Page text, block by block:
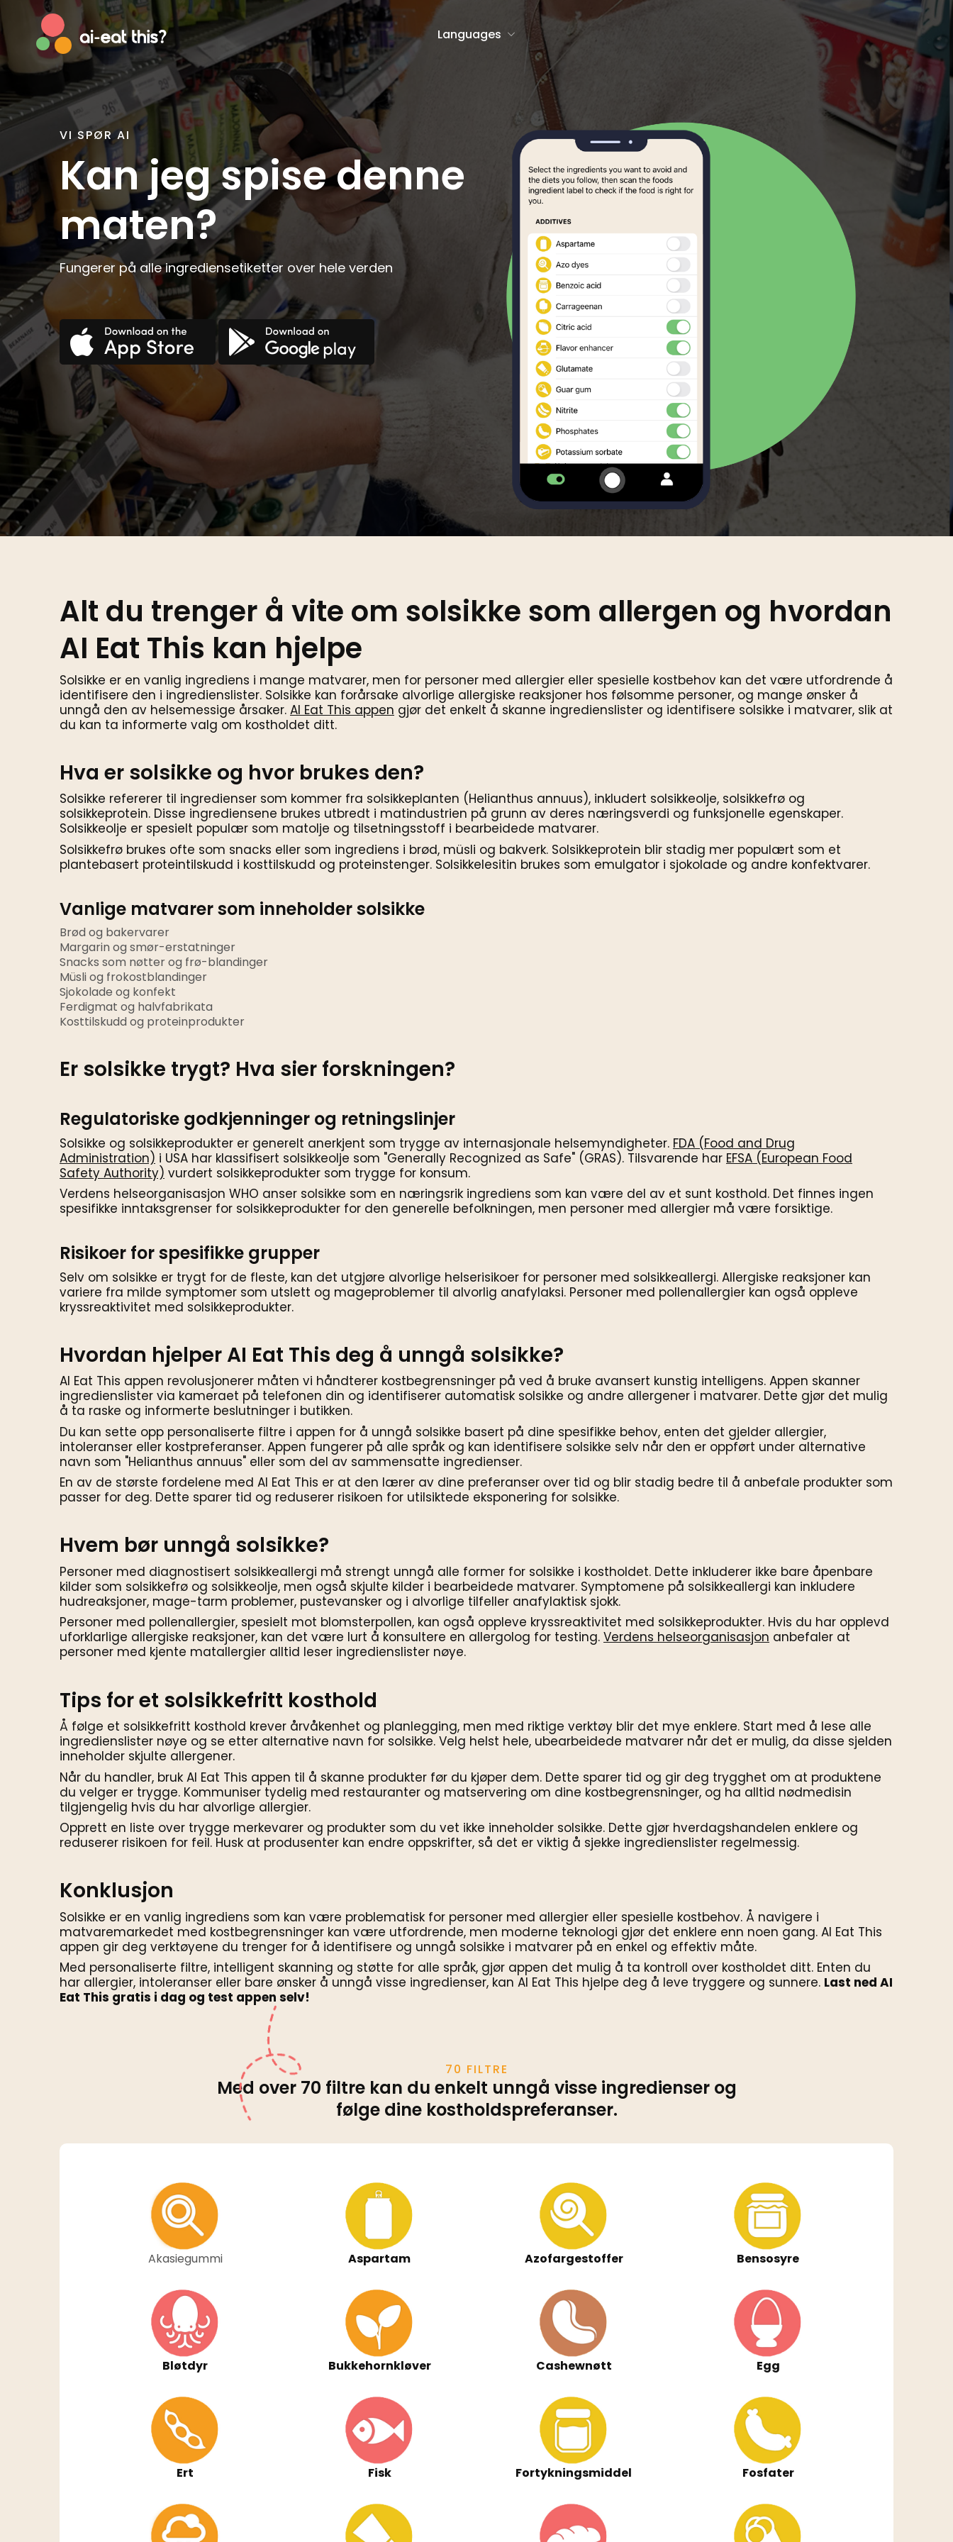
Languages
Afrikaans
Albanian
Basque
Bosnian
Breton
Catalan
Cornish
Corsican
Croatian
Czech
Dutch
English
Esperanto
Estonian
Faroese
Galician
German
Haitian Creole
Hindi
Hungarian
Malagasy
Maltese
Norwegian Bokmål
Occitan
Polish
Portuguese
Romanian
Samoan
Scots Gaelic
Slovene
VI SPØR AI
Kan jeg spise denne
maten?
Fungerer på alle ingrediensetiketter over hele verden
Alt du trenger å vite om solsikke som allergen og hvordan
AI Eat This kan hjelpe
Solsikke er en vanlig ingrediens i mange matvarer, men for personer med allergier eller spesielle kostbehov kan det være utfordrende å
identifisere den i ingredienslister. Solsikke kan forårsake alvorlige allergiske reaksjoner hos følsomme personer, og mange ønsker å
unngå den av helsemessige årsaker. AI Eat This appen gjør det enkelt å skanne ingredienslister og identifisere solsikke i matvarer, slik at
du kan ta informerte valg om kostholdet ditt.
Hva er solsikke og hvor brukes den?
Solsikke refererer til ingredienser som kommer fra solsikkeplanten (Helianthus annuus), inkludert solsikkeolje, solsikkefrø og
solsikkeprotein. Disse ingrediensene brukes utbredt i matindustrien på grunn av deres næringsverdi og funksjonelle egenskaper.
Solsikkeolje er spesielt populær som matolje og tilsetningsstoff i bearbeidede matvarer.
Solsikkefrø brukes ofte som snacks eller som ingrediens i brød, müsli og bakverk. Solsikkeprotein blir stadig mer populært som et
plantebasert proteintilskudd i kosttilskudd og proteinstenger. Solsikkelesitin brukes som emulgator i sjokolade og andre konfektvarer.
Vanlige matvarer som inneholder solsikke
Brød og bakervarer
Margarin og smør-erstatninger
Snacks som nøtter og frø-blandinger
Müsli og frokostblandinger
Sjokolade og konfekt
Ferdigmat og halvfabrikata
Kosttilskudd og proteinprodukter
Er solsikke trygt? Hva sier forskningen?
Regulatoriske godkjenninger og retningslinjer
Solsikke og solsikkeprodukter er generelt anerkjent som trygge av internasjonale helsemyndigheter. FDA (Food and Drug
Administration) i USA har klassifisert solsikkeolje som "Generally Recognized as Safe" (GRAS). Tilsvarende har EFSA (European Food
Safety Authority) vurdert solsikkeprodukter som trygge for konsum.
Verdens helseorganisasjon WHO anser solsikke som en næringsrik ingrediens som kan være del av et sunt kosthold. Det finnes ingen
spesifikke inntaksgrenser for solsikkeprodukter for den generelle befolkningen, men personer med allergier må være forsiktige.
Risikoer for spesifikke grupper
Selv om solsikke er trygt for de fleste, kan det utgjøre alvorlige helserisikoer for personer med solsikkeallergi. Allergiske reaksjoner kan
variere fra milde symptomer som utslett og mageproblemer til alvorlig anafylaksi. Personer med pollenallergier kan også oppleve
kryssreaktivitet med solsikkeprodukter.
Hvordan hjelper AI Eat This deg å unngå solsikke?
AI Eat This appen revolusjonerer måten vi håndterer kostbegrensninger på ved å bruke avansert kunstig intelligens. Appen skanner
ingredienslister via kameraet på telefonen din og identifiserer automatisk solsikke og andre allergener i matvarer. Dette gjør det mulig
å ta raske og informerte beslutninger i butikken.
Du kan sette opp personaliserte filtre i appen for å unngå solsikke basert på dine spesifikke behov, enten det gjelder allergier,
intoleranser eller kostpreferanser. Appen fungerer på alle språk og kan identifisere solsikke selv når den er oppført under alternative
navn som "Helianthus annuus" eller som del av sammensatte ingredienser.
En av de største fordelene med AI Eat This er at den lærer av dine preferanser over tid og blir stadig bedre til å anbefale produkter som
passer for deg. Dette sparer tid og reduserer risikoen for utilsiktede eksponering for solsikke.
Hvem bør unngå solsikke?
Personer med diagnostisert solsikkeallergi må strengt unngå alle former for solsikke i kostholdet. Dette inkluderer ikke bare åpenbare
kilder som solsikkefrø og solsikkeolje, men også skjulte kilder i bearbeidede matvarer. Symptomene på solsikkeallergi kan inkludere
hudreaksjoner, mage-tarm problemer, pustevansker og i alvorlige tilfeller anafylaktisk sjokk.
Personer med pollenallergier, spesielt mot blomsterpollen, kan også oppleve kryssreaktivitet med solsikkeprodukter. Hvis du har opplevd
uforklarlige allergiske reaksjoner, kan det være lurt å konsultere en allergolog for testing. Verdens helseorganisasjon anbefaler at
personer med kjente matallergier alltid leser ingredienslister nøye.
Tips for et solsikkefritt kosthold
Å følge et solsikkefritt kosthold krever årvåkenhet og planlegging, men med riktige verktøy blir det mye enklere. Start med å lese alle
ingredienslister nøye og se etter alternative navn for solsikke. Velg helst hele, ubearbeidede matvarer når det er mulig, da disse sjelden
inneholder skjulte allergener.
Når du handler, bruk AI Eat This appen til å skanne produkter før du kjøper dem. Dette sparer tid og gir deg trygghet om at produktene
du velger er trygge. Kommuniser tydelig med restauranter og matservering om dine kostbegrensninger, og ha alltid nødmedisin
tilgjengelig hvis du har alvorlige allergier.
Opprett en liste over trygge merkevarer og produkter som du vet ikke inneholder solsikke. Dette gjør hverdagshandelen enklere og
reduserer risikoen for feil. Husk at produsenter kan endre oppskrifter, så det er viktig å sjekke ingredienslister regelmessig.
Konklusjon
Solsikke er en vanlig ingrediens som kan være problematisk for personer med allergier eller spesielle kostbehov. Å navigere i
matvaremarkedet med kostbegrensninger kan være utfordrende, men moderne teknologi gjør det enklere enn noen gang. AI Eat This
appen gir deg verktøyene du trenger for å identifisere og unngå solsikke i matvarer på en enkel og effektiv måte.
Med personaliserte filtre, intelligent skanning og støtte for alle språk, gjør appen det mulig å ta kontroll over kostholdet ditt. Enten du
har allergier, intoleranser eller bare ønsker å unngå visse ingredienser, kan AI Eat This hjelpe deg å leve tryggere og sunnere. Last ned AI
Eat This gratis i dag og test appen selv!
70 FILTRE
Med over 70 filtre kan du enkelt unngå visse ingredienser og
følge dine kostholdspreferanser.
Akasiegummi Aspartam Azofargestoffer Bensosyre
Bløtdyr Bukkehornkløver Cashewnøtt Egg
Ert Fisk Fortykningsmiddel Fosfater